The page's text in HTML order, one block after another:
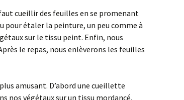
cueillir des feuilles en se promenant
pour étaler la peinture, un peu comme à
sur le tissu peint. Enfin, nous
le repas, nous enlèverons les feuilles
amusant. D’abord une cueillette
nos végétaux sur un tissu mordancé,